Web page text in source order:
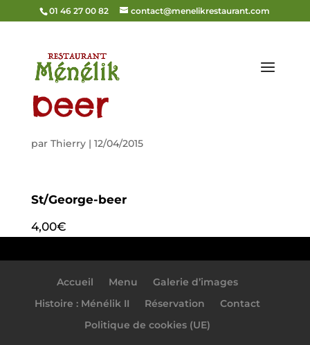
01 46 27 00 82 contact@menelikrestaurant.com
St/George-
beer
par Thierry| 12/04/2015
St/George-beer
4,00€
Accueil Menu
Galerie d’images
Histoire : Ménélik II
Réservation
Contact
Politique de cookies (UE)